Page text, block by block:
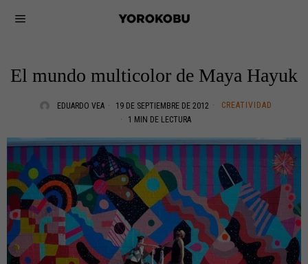
El mundo multicolor de Maya Hayuk
EDUARDO VEA 19 DE SEPTIEMBRE DE 2012
CREATIVIDAD
1 MIN DE LECTURA